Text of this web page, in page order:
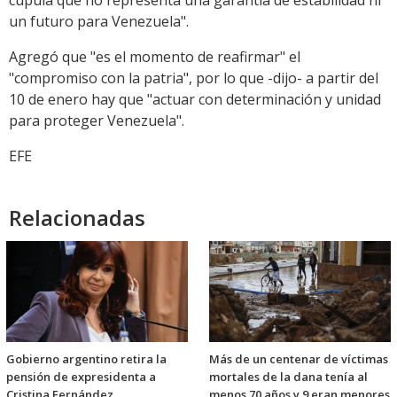
un futuro para Venezuela".
Agregó que "es el momento de reafirmar" el
"compromiso con la patria", por lo que -dijo- a partir del
10 de enero hay que "actuar con determinación y unidad
para proteger Venezuela".
EFE
Relacionadas
Gobierno argentino retira la
pensión de expresidenta a
Más de un centenar de víctimas
mortales de la dana tenía al